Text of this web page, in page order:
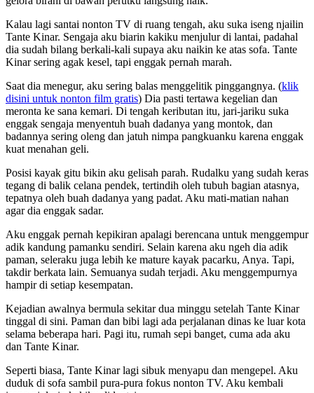
Kalau lagi santai nonton TV di ruang tengah, aku suka iseng njailin
Tante Kinar. Sengaja aku biarin kakiku menjulur di lantai, padahal
dia sudah bilang berkali-kali supaya aku naikin ke atas sofa. Tante
Kinar sering agak kesel, tapi enggak pernah marah.
Saat dia menegur, aku sering balas menggelitik pinggangnya. (klik
disini untuk nonton film gratis) Dia pasti tertawa kegelian dan
meronta ke sana kemari. Di tengah keributan itu, jari-jariku suka
enggak sengaja menyentuh buah dadanya yang montok, dan
badannya sering oleng dan jatuh nimpa pangkuanku karena enggak
kuat menahan geli.
Posisi kayak gitu bikin aku gelisah parah. Rudalku yang sudah keras
tegang di balik celana pendek, tertindih oleh tubuh bagian atasnya,
tepatnya oleh buah dadanya yang padat. Aku mati-matian nahan
agar dia enggak sadar.
Aku enggak pernah kepikiran apalagi berencana untuk menggempur
adik kandung pamanku sendiri. Selain karena aku ngeh dia adik
paman, seleraku juga lebih ke mature kayak pacarku, Anya. Tapi,
takdir berkata lain. Semuanya sudah terjadi. Aku menggempurnya
hampir di setiap kesempatan.
Kejadian awalnya bermula sekitar dua minggu setelah Tante Kinar
tinggal di sini. Paman dan bibi lagi ada perjalanan dinas ke luar kota
selama beberapa hari. Pagi itu, rumah sepi banget, cuma ada aku
dan Tante Kinar.
Seperti biasa, Tante Kinar lagi sibuk menyapu dan mengepel. Aku
duduk di sofa sambil pura-pura fokus nonton TV. Aku kembali